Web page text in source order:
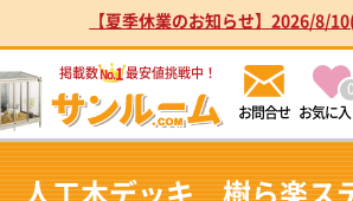
【夏季休業のお知らせ】2026/8/
掲載数No.1最安値挑戦中！
お気に
0
人工木デッキ 樹ら楽ス